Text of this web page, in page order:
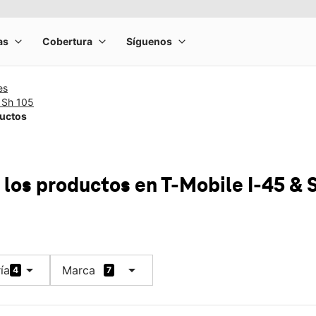
105
productos en T-Mobile I-45 &
4 arrow_drop_down Marca 7 arrow_drop_down